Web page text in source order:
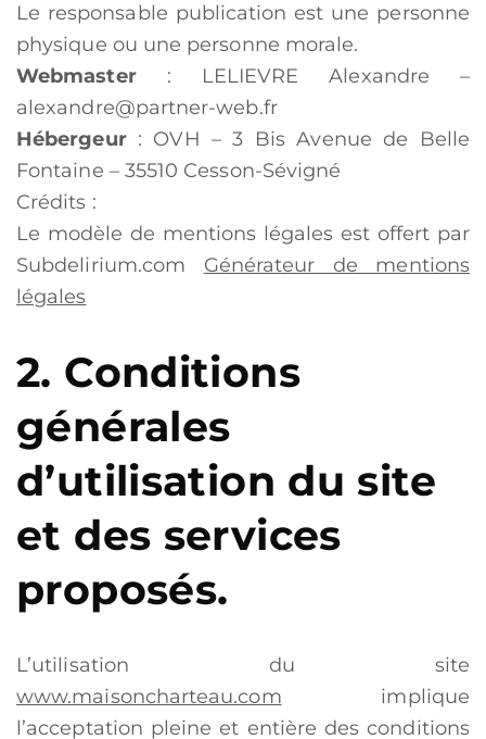
Le responsable publication est une personne
physique ou une personne morale.
Webmaster: LELIEVRE Alexandre –
alexandre@partner-web.fr
Hébergeur: OVH – 3 Bis Avenue de Belle
Fontaine – 35510 Cesson-Sévigné
Crédits :
Le modèle de mentions légales est offert par
Subdelirium.com Générateur de mentions
légales
2. Conditions
générales
d’utilisation du site
et des services
proposés.
L’utilisation du site
www.maisoncharteau.com implique
l’acceptation pleine et entière des conditions